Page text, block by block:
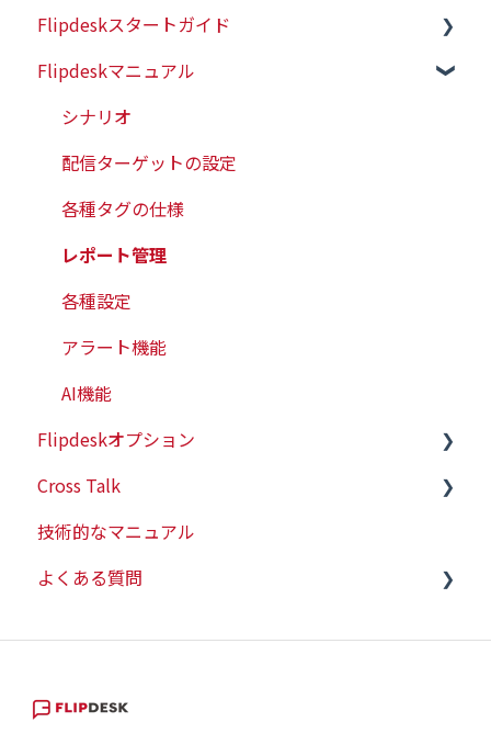
Flipdeskスタートガイド
初めての方はこちら
初期設定（タグ設置）
Flipdeskマニュアル
シナリオ
配信ターゲットの設定
各種タグの仕様
レポート管理
各種設定
アラート機能
AI機能
Flipdeskオプション
有人チャット
WEBプッシュ
会員情報連携
Cross Talk
スタートガイド
技術的なマニュアル
よくある質問